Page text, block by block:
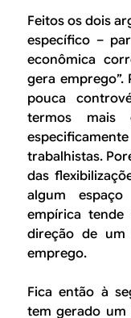
Feitos os dois
específico –
econômica
gera
pouca
termos mais
trabalhistas.
das
algum
empírica
direção de
emprego.
Fica então à
tem gerado um